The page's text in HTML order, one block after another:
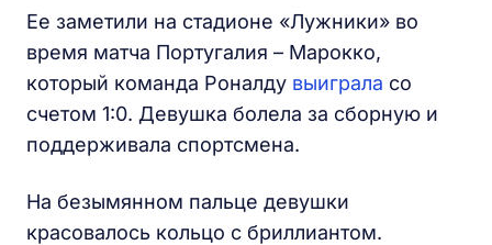
Ее заметили на стадионе «Лужники» во
время матча Португалия – Марокко,
который команда Роналду выиграла со
счетом 1:0. Девушка болела за сборную и
поддерживала спортсмена.
На безымянном пальце девушки
красовалось кольцо с бриллиантом.